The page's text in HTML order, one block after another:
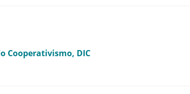
Cooperativismo DIC